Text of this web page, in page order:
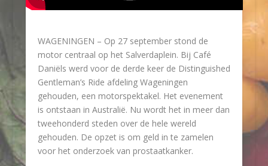
WAGENINGEN – Op 27 september stond de
motor centraal op het Salverdaplein. Bij Café
Daniëls werd voor de derde keer de Distinguished
Gentleman’s Ride afdeling Wageningen
gehouden, een motorspektakel. Het evenement
is ontstaan in Australië. Nu wordt het in meer dan
tweehonderd steden over de hele wereld
gehouden. De opzet is om geld in te zamelen
voor het onderzoek van prostaatkanker.